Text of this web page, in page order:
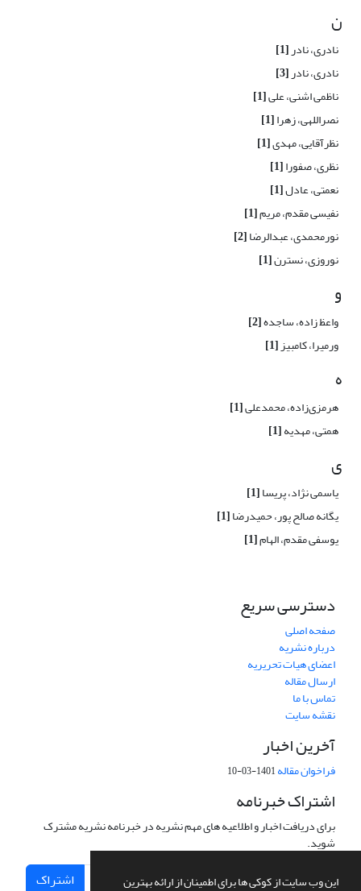
این وب سایت از کوکی ها برای اطمینان از ارائه بهترین
ن
نادری، نادر[1]
نادری، نادر[3]
ناظمی اشنی، علی[1]
نصراللهی، زهرا[1]
نظرآقایی، مهدی[1]
نظری، صفورا[1]
نعمتی، عادل[1]
نفیسی مقدم، مریم[1]
نورمحمدی، عبدالرضا[2]
نوروزی، نسترن[1]
و
واعظ زاده، ساجده[2]
ورمیرا، کامبیز[1]
ه
هرمزی‌زاده، محمدعلی[1]
همتی، مهدیه[1]
ی
یاسمی نژاد، پریسا[1]
یگانه صالح پور، حمیدرضا[1]
یوسفی مقدم، الهام[1]
دسترسی سریع
صفحه اصلی
درباره نشریه
اعضای هیات تحریریه
ارسال مقاله
تماس با ما
نقشه سایت
آخرین اخبار
فراخوان مقاله1401-03-10
اشتراک خبرنامه
برای دریافت اخبار و اطلاعیه های مهم نشریه در خبرنامه نشریه مشترک
شوید.
اشتراک